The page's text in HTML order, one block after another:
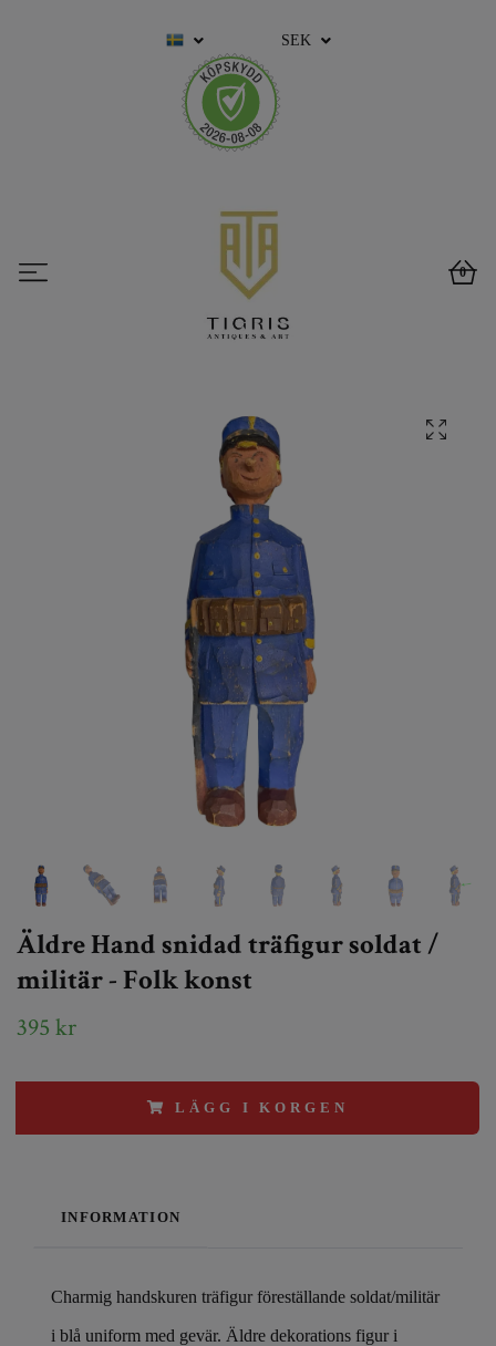
SEK
0
Äldre Hand snidad träfigur soldat /
militär - Folk konst
395 kr
LÄGG I KORGEN
INFORMATION
Charmig handskuren träfigur föreställande soldat/militär
i blå uniform med gevär. Äldre dekorations figur i